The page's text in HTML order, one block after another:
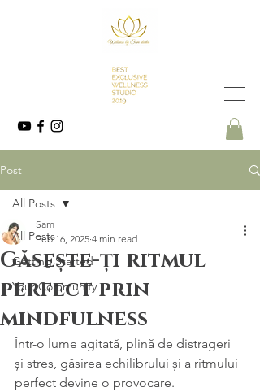
Post
All Posts
Getting Started
Your Community
All Posts
Găsește-ți ritmul
perfect prin
mindfulness
Sam
Feb 16, 2025 4 min read
Într-o lume agitată, plină de distrageri
și stres, găsirea echilibrului și a ritmului
perfect devine o provocare.